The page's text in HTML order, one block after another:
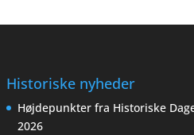
Historiske nyheder
Højdepunkter fra Historiske
2026